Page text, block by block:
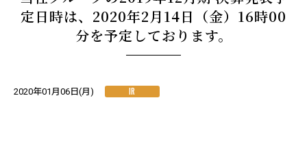
定日時は、2020年2月14日（金）16時00
分を予定しております。
2020年01月06日(月) IR